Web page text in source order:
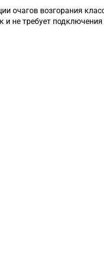
очагов возгорания
и не требует